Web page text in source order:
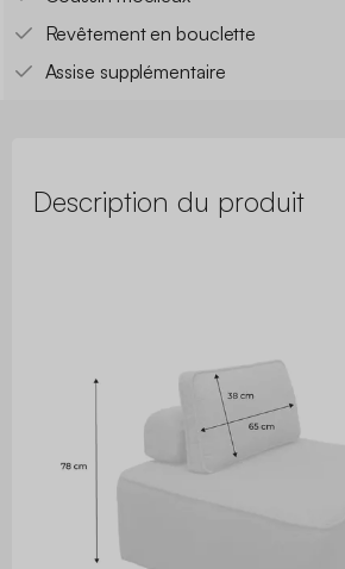
Revêtement en bouclette
Assise supplémentaire
Description du produit